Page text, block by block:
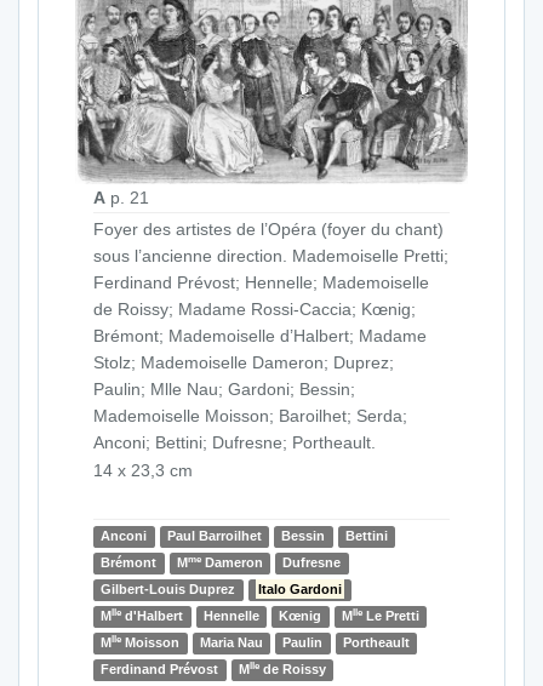
A p. 21
Foyer des artistes de l’Opéra (foyer du chant)
sous l’ancienne direction. Mademoiselle Pretti;
Ferdinand Prévost; Hennelle; Mademoiselle
de Roissy; Madame Rossi-Caccia; Kœnig;
Brémont; Mademoiselle d’Halbert; Madame
Stolz; Mademoiselle Dameron; Duprez;
Paulin; Mlle Nau; Gardoni; Bessin;
Mademoiselle Moisson; Baroilhet; Serda;
Anconi; Bettini; Dufresne; Portheault.
14 x 23,3 cm
Anconi Paul Barroilhet Bessin
Bettini
Brémont
M meDameron
Dufresne
Gilbert-Louis Duprez
Italo Gardoni
M lle d'Halbert Hennelle Kœnig M lle
Le Pretti
M lle Moisson Maria Nau Paulin
Portheault
Ferdinand Prévost
M llede Roissy